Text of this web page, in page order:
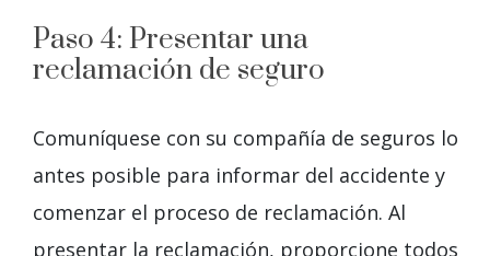
Paso 4: Presentar una
reclamación de seguro
Comuníquese con su compañía de seguros lo
antes posible para informar del accidente y
comenzar el proceso de reclamación. Al
presentar la reclamación, proporcione todos